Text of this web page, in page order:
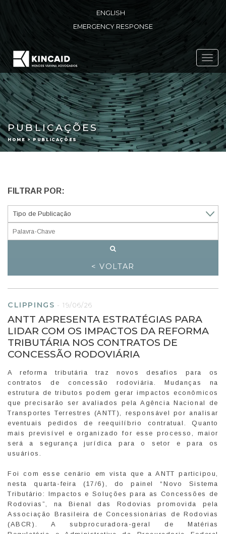
ENGLISH
EMERGENCY RESPONSE
PUBLICAÇÕES
HOME > PUBLICAÇÕES
FILTRAR POR:
< VOLTAR
CLIPPINGS -19/06/26
ANTT APRESENTA ESTRATÉGIAS PARA
LIDAR COM OS IMPACTOS DA REFORMA
TRIBUTÁRIA NOS CONTRATOS DE
CONCESSÃO RODOVIÁRIA
A reforma tributária traz novos desafios para os
contratos de concessão rodoviária. Mudanças na
estrutura de tributos podem gerar impactos econômicos
que precisarão ser avaliados pela Agência Nacional de
Transportes Terrestres (ANTT), responsável por analisar
eventuais pedidos de reequilíbrio contratual. Quanto
mais previsível e organizado for esse processo, maior
será a segurança jurídica para o setor e para os
usuários.
Foi com esse cenário em vista que a ANTT participou,
nesta quarta-feira (17/6), do painel “Novo Sistema
Tributário: Impactos e Soluções para as Concessões de
Rodovias”, na Bienal das Rodovias promovida pela
Associação Brasileira de Concessionárias de Rodovias
(ABCR). A subprocuradora-geral de Matérias